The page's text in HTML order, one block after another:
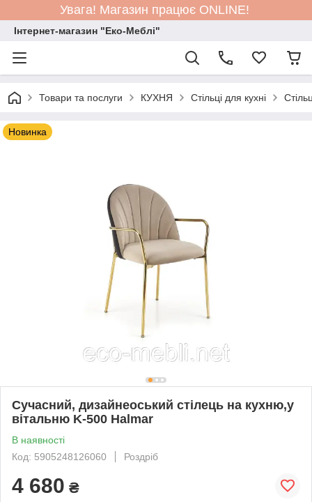
Увага! Магазин працює ONLINE!
Інтернет-магазин "Еко-Меблі"
Товари та послуги КУХНЯ Стільці для кухні
Новинка
Сучасний, дизайнеоський стілець на кухню,у
вітальню K-500 Halmar
В наявності
Код: 5905248126060
Роздріб
4 680 ₴